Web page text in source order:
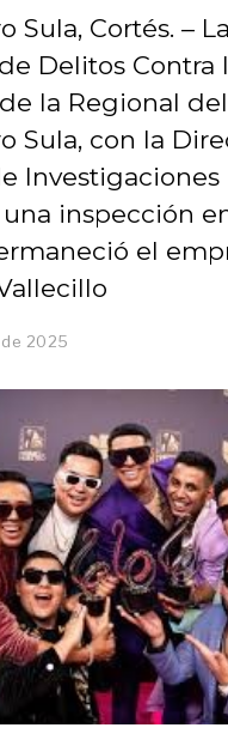
Sula, Cortés. –
Delitos Contra
de la Regional
Sula, con la
Investigaciones
inspección
el
2025